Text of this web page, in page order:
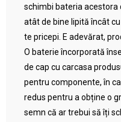
schimbi bateria acestora
atât de bine lipită încât
te pricepi. E adevărat,
O baterie încorporată
de cap cu carcasa
pentru componente, în
redus pentru a obține o
semn că ar trebui să îți